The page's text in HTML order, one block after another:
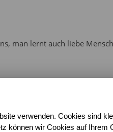
man lernt auch liebe
verwenden. Cookies sind
können wir Cookies auf Ihrem